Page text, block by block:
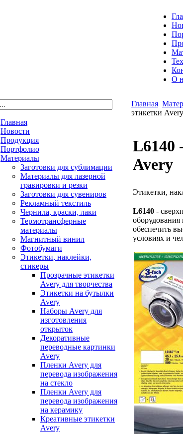
О
Главная
Новости
Продукция
Портфолио
Материалы
Заготовки для сублимации
Материалы для лазерной
гравировки и резки
Заготовки для сувениров
Рекламный текстиль
Чернила, краски, лаки
Термотрансферные
материалы
Магнитный винил
Фотобумаги
Этикетки, наклейки,
стикеры
Прозрачные этикетки
Avery для творчества
Этикетки на бутылки
Avery
Наборы Avery для
изготовления
открыток
Декоративные
переводные картинки
Avery
Пленки Avery для
перевода изображения
на стекло
Пленки Avery для
перевода изображения
на керамику
Креативные этикетки
Avery
Главная
этикетки Avery
L6140
Avery
Этикетки,
L6140 -
оборудования
обеспечить
условиях и